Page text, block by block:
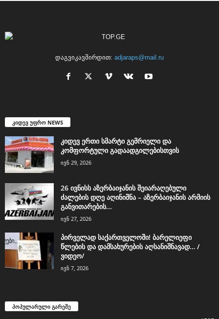
დაგვიკავშირდით: adjaraps@mail.ru
კიდევ უფრო NEWS
კიდევ ერთი სმარტი გემრიელი და
კომფორტული გადაადგილებისთვის
ივნ 29, 2026
26 ივნისს აზერბაიჯანის შეიარაღებული
ძალების დღე აღინიშნა – აზერბაიჯანის არმიის
განვითარების...
ივნ 27, 2026
პირველად საქართველოში! ბარელიეფი
წლების და დამსახურების აღსანიშნავად… /
ვიდეო/
ივნ 7, 2026
პოპულარული გარეშე